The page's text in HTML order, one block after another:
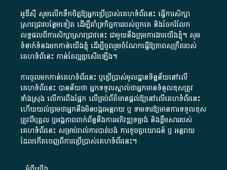
អូឌីស៊ី សូមលើកទឹកចិត្តឱ្យអ្នកប្រើប្រាស់គេហទំព័រនេះ ធ្វើការសិក្សា
ស្រាវជ្រាវបន្ថែមទៀត ដើម្បីគាំទ្រកិច្ចការ​របស់ពួកគេ និងចែករំលែក
លទ្ធផលពីការសិក្សាស្រាវជ្រាវនេះ ជាមួយនឹងក្រុមការងារយើងខ្ញុំ។ សូម
ទំនាក់ទំនងមកកាន់យើងខ្ញុំ ដើម្បីចូលរួមចំណែកធ្វើឱ្យភាពសុក្រឹតរបស់
គេហទំព័នេះ កាន់តែល្អប្រសើរឡើង។
ការចូលមកកាន់គេហទំព័រនេះ ឬប្រើប្រាស់មូលដ្ឋានទិន្នន័យនៅលើ
គេហទំព័រនេះ បានន័យថា អ្នកទទួលស្គាល់ថាអ្នកមានទំនួលខុសត្រូវ
ទាំងស្រុង លើការពឹងផ្អែក លើគ្រប់ព័ត៌មានផ្តល់ឱ្យនៅលើគេហទំព័រនេះ
ហើយយល់ព្រមថាអ្នកនឹងមិនបង្ករអន្តរាយ ឬ ទាមទារ​ឱ្យមានការទទួលខុស​
ត្រូវពីបុគ្គល ឬអង្គភាពពាក់ព័ន្ធនឹងការអភិវឌ្ឍទម្រង់ និងខ្លឹមសាររបស់
គេហទំព័រនេះ សម្រាប់រាល់ការបាត់បង់ ការខូចប្រយោជន៍ ឬ អន្តរាយ
ដែលកើតចេញពីការប្រើប្រាស់គេហទំព័រនេះ។